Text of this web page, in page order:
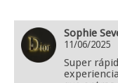
Sophie
11/06/2025
Super